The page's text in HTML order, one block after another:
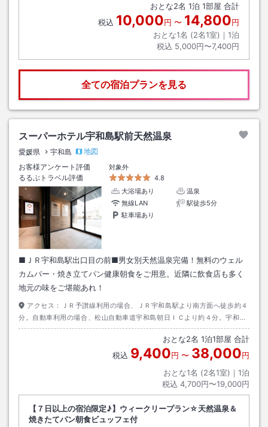
おとな2名 1泊 1部屋 合計
税込 10,000円 〜 14,800円
おとな1名 (2名1室)｜ 1泊
税込 5,000円〜7,400円
全ての宿泊プランを見る
スーパーホテル宇和島駅前天然温泉
愛媛県 宇和島
地図
お客様アンケート評価
対象外
るるぶトラベル評価
4.8
大浴場あり
温泉
無線LAN
駅徒歩5分
駐車場あり
■ＪＲ宇和島駅出口目の前■男女別天然温泉完備！無料のウェル
カムバー・焼き立てパン健康朝食をご用意。近隣に飲食店も多く
地元の味をご堪能あれ！
アクセス：
ＪＲ予讃線利用の場合、ＪＲ宇和島駅より南方面へ徒歩約４
分。自動車利用の場合、松山自動車道宇和島朝日ＩＣより約４分。宇和島
朝日ＩＣより国道３２０号線に入り、ローソン宇和島錦町店前交差点を右
おとな2名 1泊1部屋 合計
税込 9,400円 〜 38,000円
おとな1名 (2名1室)｜ 1泊
税込 4,700円〜19,000円
【７日以上の宿泊限定♪】ウィークリープラン☆天然温泉＆
焼きたてパン朝食ビュッフェ付